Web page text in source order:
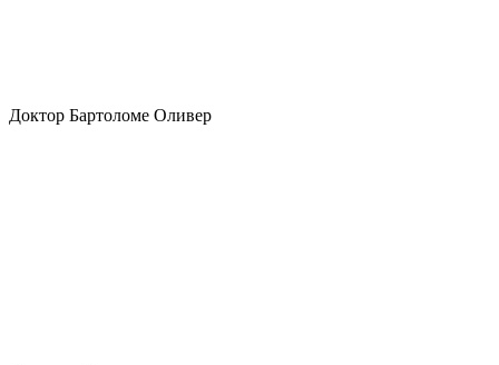
Доктор Бартоломе Оливер